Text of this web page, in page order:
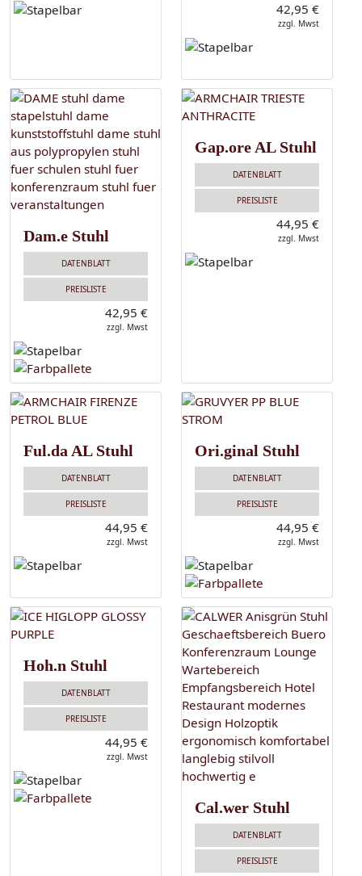
42,95 €
zzgl. Mwst
Dam.e Stuhl
DATENBLATT
PREISLISTE
42,95 €
zzgl. Mwst
Gap.ore AL Stuhl
DATENBLATT
PREISLISTE
44,95 €
zzgl. Mwst
Ful.da AL Stuhl
DATENBLATT
PREISLISTE
44,95 €
zzgl. Mwst
Ori.ginal Stuhl
DATENBLATT
PREISLISTE
44,95 €
zzgl. Mwst
Hoh.n Stuhl
DATENBLATT
PREISLISTE
44,95 €
zzgl. Mwst
Cal.wer Stuhl
DATENBLATT
PREISLISTE